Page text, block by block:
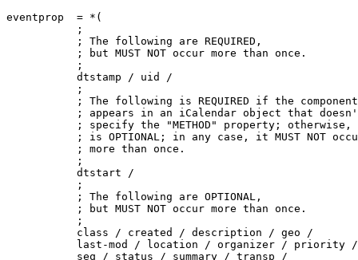
eventprop  = *(
           ;
           ; The following are REQUIRED,
           ; but MUST NOT occur more than once.
           ;
           dtstamp / uid /
           ;
           ; The following is REQUIRED if the component
; appears in an iCalendar object that
; specify the "METHOD" property; otherwise,
; is OPTIONAL; in any case, it MUST NOT
           ; more than once.
           ;
           dtstart /
           ;
           ; The following are OPTIONAL,
           ; but MUST NOT occur more than once.
           ;
           class / created / description / geo /
           last-mod / location / organizer / priority /
           seq / status / summary / transp /